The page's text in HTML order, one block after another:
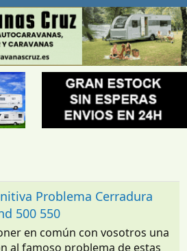
Problema Cerradura
500 550
en común con vosotros una
al famoso problema de estas